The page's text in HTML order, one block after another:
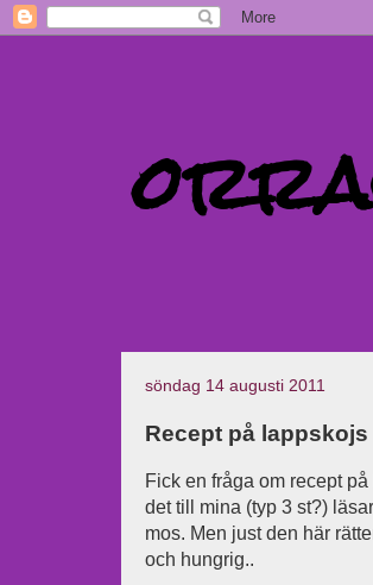
söndag 14 augusti 2011
Recept på lappskojs
Fick en fråga om recept
det till mina (typ 3 st?)
mos. Men just den här
och hungrig..